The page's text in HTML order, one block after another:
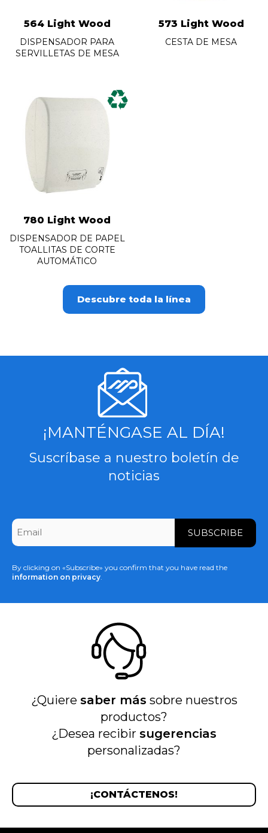
564 Light Wood
DISPENSADOR PARA
SERVILLETAS DE MESA
573 Light Wood
CESTA DE MESA
780 Light Wood
DISPENSADOR DE PAPEL
TOALLITAS DE CORTE
AUTOMÁTICO
Descubre toda la línea
¡MANTÉNGASE AL DÍA!
Suscríbase a nuestro boletín de
noticias
CAPTCHA
Email
By clicking on «Subscribe» you confirm that you have read the
information on privacy
¿Quiere saber más sobre nuestros
productos?
¿Desea recibir sugerencias
personalizadas?
¡CONTÁCTENOS!